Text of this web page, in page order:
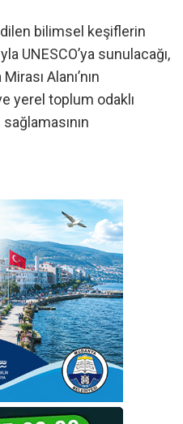
bilimsel keşiflerin
UNESCO’ya sunulacağı,
Alanı’nın
yerel toplum odaklı